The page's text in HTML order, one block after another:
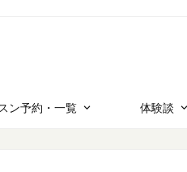
ン予約・一覧 体験談